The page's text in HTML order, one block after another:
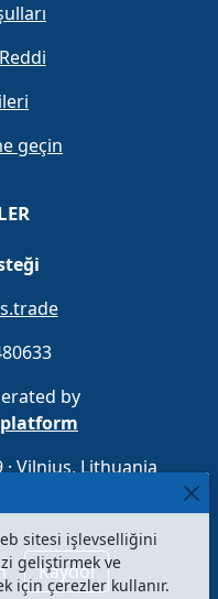
geçin
by
Vilnius, Lithuania
Kaydol
sitesi işlevselliğini
geliştirmek ve
için çerezler kullanır.